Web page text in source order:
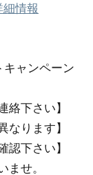
情報
キャンペーン
絡下さい】
なります】
認下さい】
せ。